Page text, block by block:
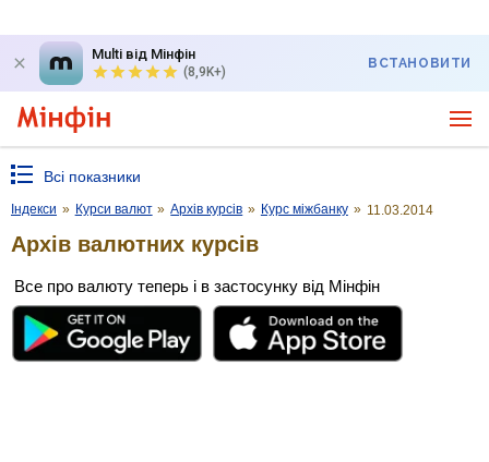
Multi від Мінфін
(8,9K+)
ВСТАНОВИТИ
Всі показники
Індекси » Курси валют » Архів курсів » Курс міжбанку » 11.03.2014
Архів валютних курсів
Все про валюту теперь і в застосунку від Мінфін